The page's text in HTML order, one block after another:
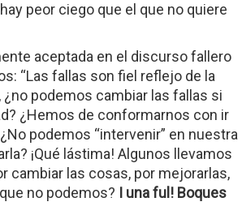
peor ciego que el que no quiere
aceptada en el discurso fallero
“Las fallas son fiel reflejo de la
¿no podemos cambiar las fallas si
¿Hemos de conformarnos con ir
podemos “intervenir” en nuestra
¡Qué lástima! Algunos llevamos
cambiar las cosas, por mejorarlas,
no podemos? I una ful! Boques